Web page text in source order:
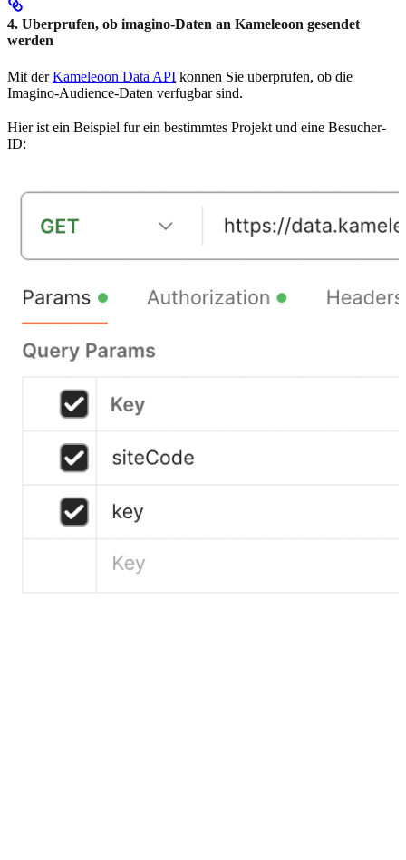
4. Uberprufen, ob imagino-Daten an Kameleoon gesendet
werden
Mit derKameleoon Data API konnen Sie uberprufen, ob die
Imagino-Audience-Daten verfugbar sind.
Hier ist ein Beispiel fur ein bestimmtes Projekt und eine Besucher-
ID: